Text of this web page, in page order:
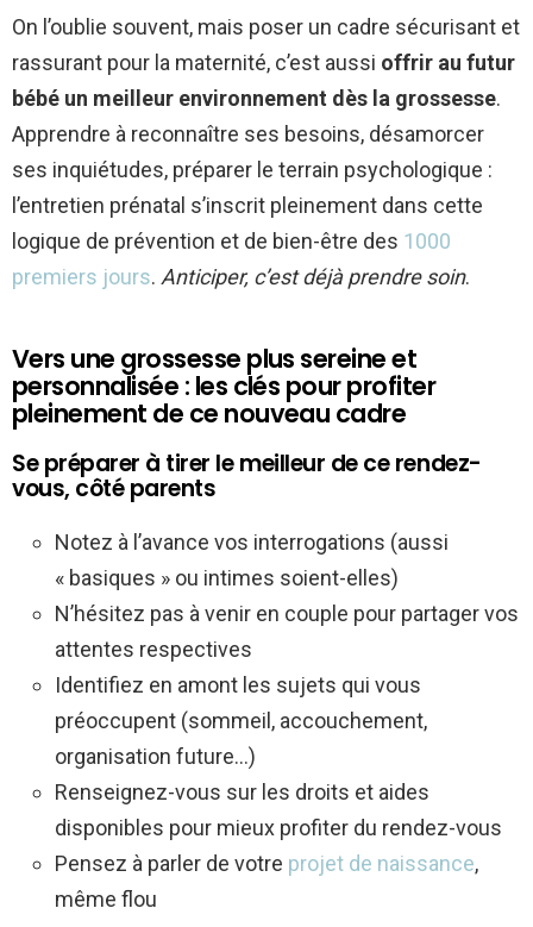
On l’oublie souvent, mais poser un cadre sécurisant et
rassurant pour la maternité, c’est aussi offrir au futur
bébé un meilleur environnement dès la grossesse.
Apprendre à reconnaître ses besoins, désamorcer
ses inquiétudes, préparer le terrain psychologique :
l’entretien prénatal s’inscrit pleinement dans cette
logique de prévention et de bien-être des 1000
premiers jours. Anticiper, c’est déjà prendre soin.
Vers une grossesse plus sereine et
personnalisée : les clés pour profiter
pleinement de ce nouveau cadre
Se préparer à tirer le meilleur de ce rendez-
vous, côté parents
Notez à l’avance vos interrogations (aussi
« basiques » ou intimes soient-elles)
N’hésitez pas à venir en couple pour partager vos
attentes respectives
Identifiez en amont les sujets qui vous
préoccupent (sommeil, accouchement,
organisation future…)
Renseignez-vous sur les droits et aides
disponibles pour mieux profiter du rendez-vous
Pensez à parler de votre projet de naissance,
même flou